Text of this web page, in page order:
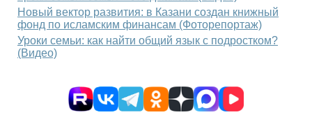
Новый вектор развития: в Казани создан книжный
фонд по исламским финансам (Фоторепортаж)
Уроки семьи: как найти общий язык с подростком?
(Видео)